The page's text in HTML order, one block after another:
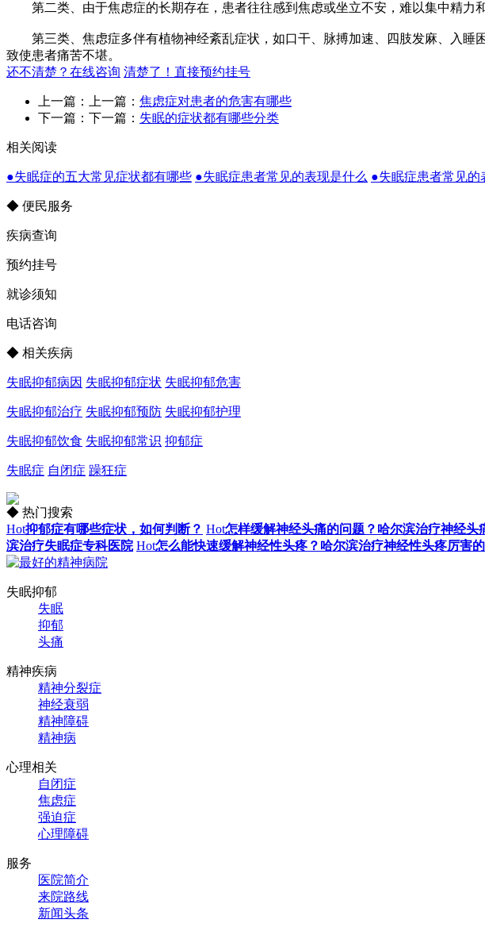
第二类、由于焦虑症的长期存在，患者往往感到焦虑或坐立不安，难以集中精力
第三类、焦虑症多伴有植物神经紊乱症状，如口干、脉搏加速、四肢发麻、入睡
致使患者痛苦不堪。
还不清楚？在线咨询 清楚了！直接预约挂号
上一篇：上一篇： 焦虑症对患者的危害有哪些
下一篇：下一篇： 失眠的症状都有哪些分类
相关阅读
●失眠症的五大常见症状都有哪些 ●失眠症患者常见的表现是什么 ●失眠症患者常见的
◆ 便民服务
疾病查询
预约挂号
就诊须知
电话咨询
◆ 相关疾病
失眠抑郁病因 失眠抑郁症状 失眠抑郁危害
失眠抑郁治疗 失眠抑郁预防 失眠抑郁护理
失眠抑郁饮食 失眠抑郁常识 抑郁症
失眠症 自闭症 躁狂症
◆ 热门搜索
Hot抑郁症有哪些症状，如何判断？ Hot怎样缓解神经头痛的问题？哈尔滨治疗神经头
滨治疗失眠症专科医院 Hot怎么能快速缓解神经性头疼？哈尔滨治疗神经性头疼厉害
失眠抑郁
失眠
抑郁
头痛
精神疾病
精神分裂症
神经衰弱
精神障碍
精神病
心理相关
自闭症
焦虑症
强迫症
心理障碍
服务
医院简介
来院路线
新闻头条